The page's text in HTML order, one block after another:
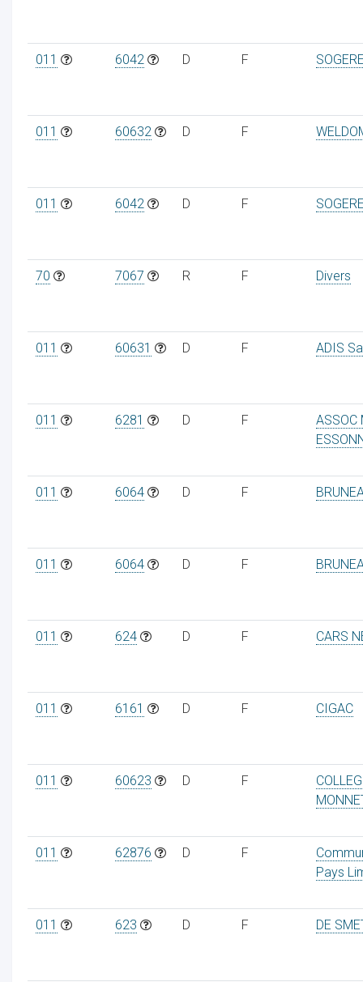
011 6042 D F
011 60632 D F
011 6042 D F
70 7067 R F Divers
011 60631 D F ADIS
011 6281 D F
ASSOC
011 6064 D F
011 6064 D F
011 624 D F CARS
011 6161 D F CIGAC
011 60623 D F
011 62876 D F
Pays
011 623 D F DE